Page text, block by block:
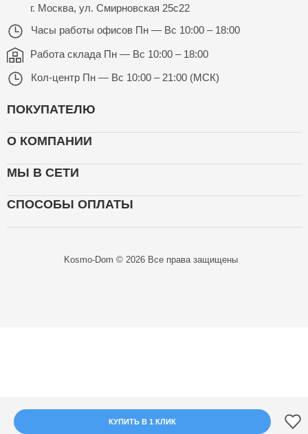
КУПИТЬ В 1 КЛИК
г. Москва, ул. Смирновская 25с22
Часы работы офисов Пн — Вс 10:00 – 18:00
Работа склада Пн — Вс 10:00 – 18:00
Кол-центр Пн — Вс 10:00 – 21:00 (МСК)
ПОКУПАТЕЛЮ
О КОМПАНИИ
МЫ В СЕТИ
СПОСОБЫ ОПЛАТЫ
Kosmo-Dom © 2026 Все права защищены